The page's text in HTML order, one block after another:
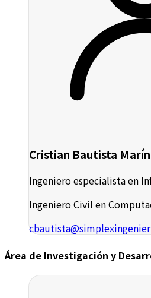
Cristian Bautista Marín
Ingeniero especialista en
Ingeniero Civil en
Área de Investigación y